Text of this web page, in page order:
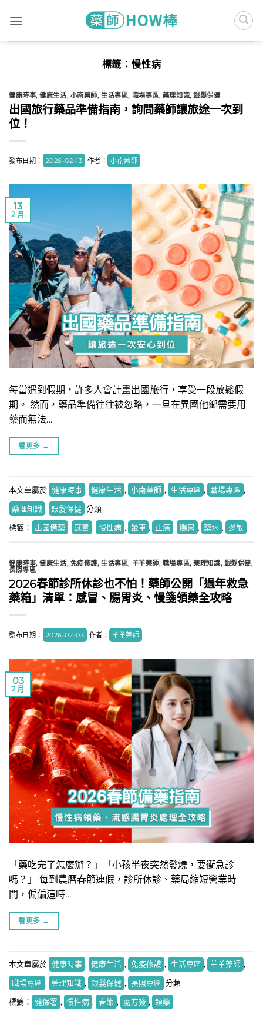
標籤： 慢性病
健康時事,健康生活, 小南藥師,生活專區, 職場專區, 藥理知識,銀髮保健
出國旅行藥品準備指南，詢問藥師讓旅途一次到
位！
發布日期： 2026-02-13 作者： 小南藥師
13
2 月
每當遇到假期，許多人會計畫出國旅行，享受一段放鬆假
期。 然而，藥品準備往往被忽略，一旦在異國他鄉需要用
藥而無法…
看更多 →
本文章屬於 健康時事 , 健康生活 , 小南藥師 , 生活專區 , 職場專區 ,
藥理知識 , 銀髮保健 分類
標籤： 出國備藥 , 感冒 , 慢性病 , 暈車 , 止痛 , 腸胃 , 藥水 , 過敏
健康時事,健康生活, 免疫修護,生活專區, 羊羊藥師, 職場專區,藥理知識, 銀髮保健,
長照專區
2026春節診所休診也不怕！藥師公開「過年救急
藥箱」清單：感冒、腸胃炎、慢箋領藥全攻略
發布日期： 2026-02-03 作者： 羊羊藥師
03
2 月
「藥吃完了怎麼辦？」「小孩半夜突然發燒，要衝急診
嗎？」 每到農曆春節連假，診所休診、藥局縮短營業時
間，偏偏這時…
看更多 →
本文章屬於 健康時事 , 健康生活 , 免疫修護 , 生活專區 , 羊羊藥師 ,
職場專區 , 藥理知識 , 銀髮保健 , 長照專區 分類
標籤： 健保署 , 慢性病 , 春節 , 處方簽 , 領藥